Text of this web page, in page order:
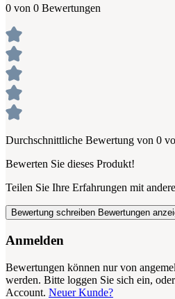
0 von 0 Bewertungen
Durchschnittliche Bewertung von 0
Bewerten Sie dieses Produkt!
Teilen Sie Ihre Erfahrungen mit
Bewertung schreiben Bewertungen
Anmelden
Bewertungen können nur von
werden. Bitte loggen Sie sich ein,
Account. Neuer Kunde?